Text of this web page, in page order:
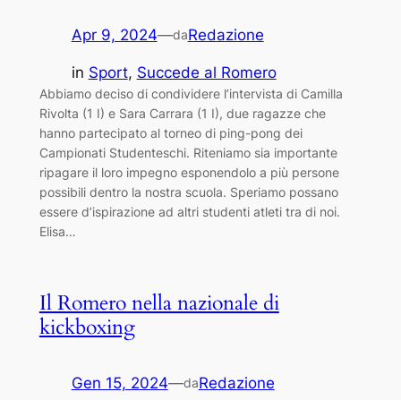
Apr 9, 2024—daRedazione
in Sport, Succede al Romero
Abbiamo deciso di condividere l’intervista di Camilla
Rivolta (1 I) e Sara Carrara (1 I), due ragazze che
hanno partecipato al torneo di ping-pong dei
Campionati Studenteschi. Riteniamo sia importante
ripagare il loro impegno esponendolo a più persone
possibili dentro la nostra scuola. Speriamo possano
essere d’ispirazione ad altri studenti atleti tra di noi.
Elisa…
Il Romero nella nazionale di
kickboxing
Gen 15, 2024—daRedazione